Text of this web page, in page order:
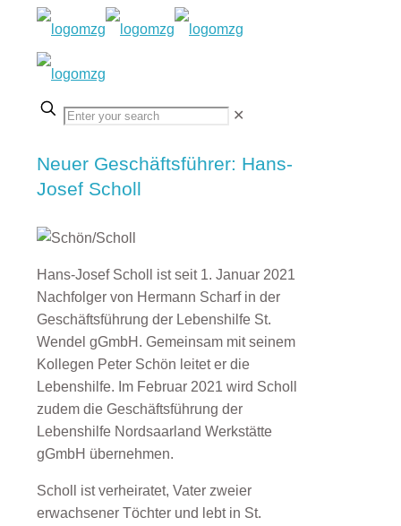
✕
Neuer Geschäftsführer: Hans-
Josef Scholl
Hans-Josef Scholl ist seit 1. Januar 2021
Nachfolger von Hermann Scharf in der
Geschäftsführung der Lebenshilfe St.
Wendel gGmbH. Gemeinsam mit seinem
Kollegen Peter Schön leitet er die
Lebenshilfe. Im Februar 2021 wird Scholl
zudem die Geschäftsführung der
Lebenshilfe Nordsaarland Werkstätte
gGmbH übernehmen.
Scholl ist verheiratet, Vater zweier
erwachsener Töchter und lebt in St.